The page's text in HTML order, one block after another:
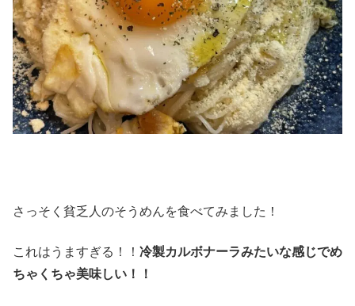
さっそく貧乏人のそうめんを食べてみました！
これはうますぎる！！ 冷製カルボナーラみたいな感じでめ
ちゃくちゃ美味しい！！